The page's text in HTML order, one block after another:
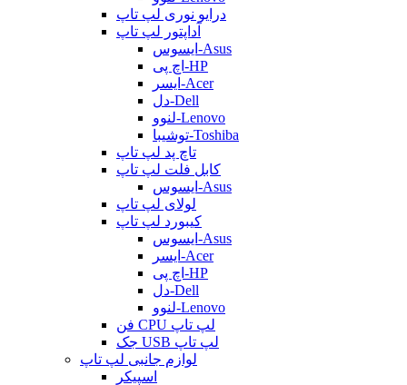
درایو نوری لپ تاپ
آداپتور لپ تاپ
ایسوس-Asus
اچ پی-HP
ایسر-Acer
دل-Dell
لنوو-Lenovo
توشیبا-Toshiba
تاچ پد لپ تاپ
کابل فلت لپ تاپ
ایسوس-Asus
لولای لپ تاپ
کیبورد لپ تاپ
ایسوس-Asus
ایسر-Acer
اچ پی-HP
دل-Dell
لنوو-Lenovo
فن CPU لپ تاپ
جک USB لپ تاپ
لوازم جانبی لپ تاپ
اسپیکر